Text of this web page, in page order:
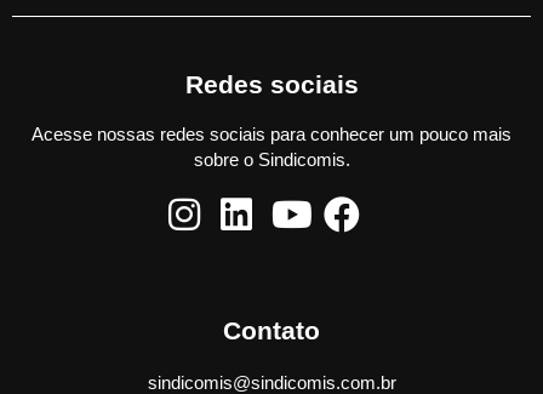
Redes sociais
Acesse nossas redes sociais para conhecer um pouco mais
sobre o Sindicomis.
Contato
sindicomis@sindicomis.com.br